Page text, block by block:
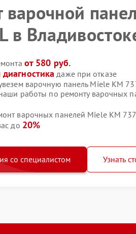
варочной
в
от 580 руб.
даже при отказе
варочную панель Miele KM
работы по ремонту варочных
варочных панелей Miele KM
до 20%
со специалистом Узнать